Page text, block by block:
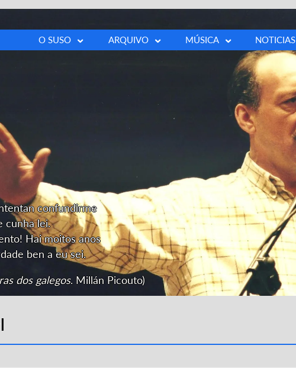
O SUSO
ARQUIVO
MÚSICA
NOTICIAS
confundirme
cunha lei.
Hai moitos anos
ben a eu sei.
dos galegos. Millán Picouto)